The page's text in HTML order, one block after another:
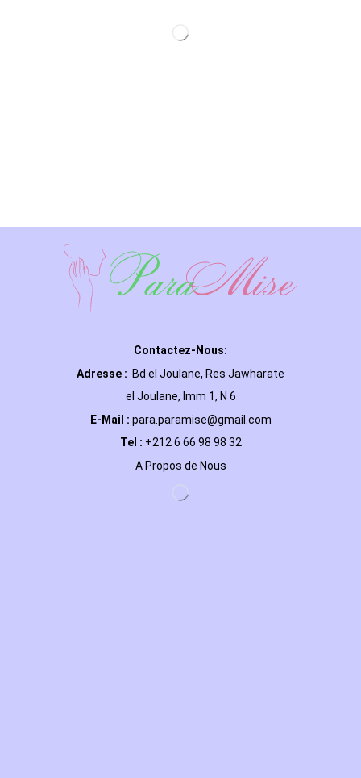
Contactez-Nous:
Adresse : Bd el Joulane, Res Jawharate
el Joulane, Imm 1, N 6
E-Mail : para.paramise@gmail.com
Tel : +212 6 66 98 98 32
A Propos de Nous